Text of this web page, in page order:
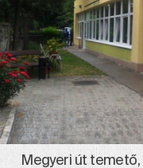
Megyeri út